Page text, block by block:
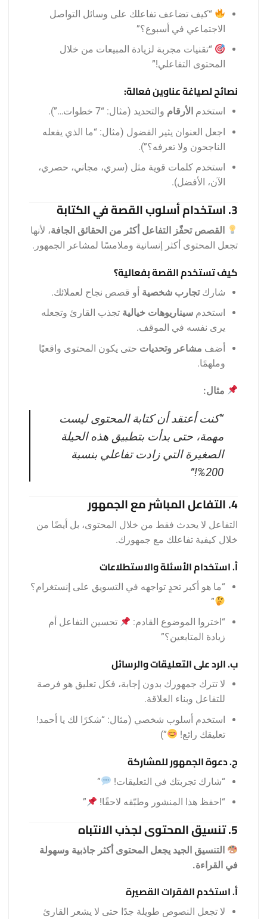
“كيف تضاعف تفاعلك على وسائل التواصل
الاجتماعي في أسبوع؟”
“تقنيات مجربة لزيادة المبيعات من خلال
المحتوى التفاعلي!”
نصائح لصياغة عناوين فعالة:
استخدم الأرقام والتحديد (مثال: “7 خطوات…”).
اجعل العنوان يثير الفضول (مثال: “ما الذي يفعله
الناجحون ولا تعرفه؟”).
استخدم كلمات قوية مثل (سري، مجاني، حصري،
الآن، الأفضل).
3. استخدام أسلوب القصة في الكتابة
القصص تحفّز التفاعل أكثر من الحقائق الجافة، لأنها
تجعل المحتوى أكثر إنسانية وملامسًا لمشاعر الجمهور.
كيف تستخدم القصة بفعالية؟
شاركتجارب شخصية أو قصص نجاح لعملائك.
استخدم سيناريوهات خيالية تجذب القارئ وتجعله
يرى نفسه في الموقف.
أضف مشاعر وتحديات حتى يكون المحتوى واقعيًا
وملهمًا.
مثال:
“كنت أعتقد أن كتابة المحتوى ليست
مهمة، حتى بدأت بتطبيق هذه الحيلة
الصغيرة التي زادت تفاعلي بنسبة
200%!”
4. التفاعل المباشر مع الجمهور
التفاعل لا يحدث فقط من خلال المحتوى، بل أيضًا من
خلال كيفية تفاعلك مع جمهورك.
أ. استخدام الأسئلة والاستطلاعات
“ما هو أكبر تحدٍ تواجهه في التسويق على إنستغرام؟
”
“اختروا الموضوع القادم:
تحسين التفاعل أم
زيادة المتابعين؟”
ب. الرد على التعليقات والرسائل
لا تترك جمهورك بدون إجابة، فكل تعليق هو فرصة
للتفاعل وبناء العلاقة.
استخدم أسلوب شخصي (مثال: “شكرًا لك يا أحمد!
تعليقك رائع!
”)
ج. دعوة الجمهور للمشاركة
“شارك تجربتك في التعليقات!
”
“احفظ هذا المنشور وطبّقه لاحقًا!
”
5. تنسيق المحتوى لجذب الانتباه
التنسيق الجيد يجعل المحتوى أكثر جاذبية وسهولة
في القراءة.
أ. استخدم الفقرات القصيرة
لا تجعل النصوص طويلة جدًا حتى لا يشعر القارئ